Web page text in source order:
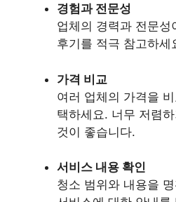
경험과 전문성
업체의 경력과 전문
후기를 적극 참고하세
가격 비교
여러 업체의 가격을
택하세요. 너무 저렴
것이 좋습니다.
서비스 내용 확인
청소 범위와 내용을